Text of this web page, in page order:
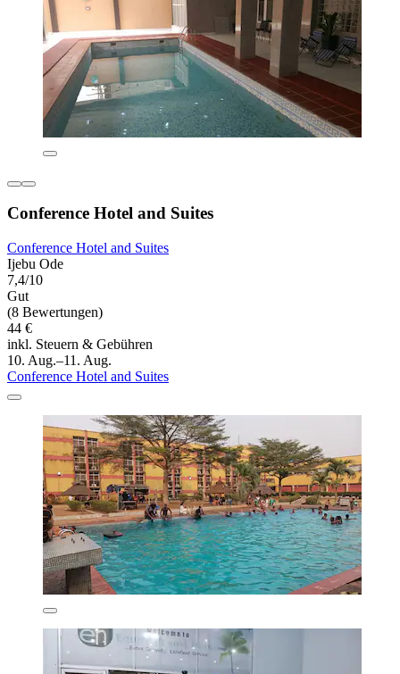
Conference Hotel and Suites
Conference Hotel and Suites
Ijebu Ode
7,4/10
Gut
(8 Bewertungen)
44 €
inkl. Steuern & Gebühren
10. Aug.–11. Aug.
Conference Hotel and Suites